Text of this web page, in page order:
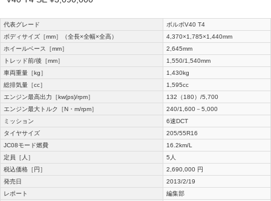
代表グレード
ボルボV40 T4
ボディサイズ［mm］（全長×全幅×全高）
4,370×1,785×1,440mm
ホイールベース［mm］
2,645mm
トレッド前/後［mm］
1,550/1,540mm
車両重量［kg］
1,430kg
総排気量［cc］
1,595cc
エンジン最高出力［kw(ps)/rpm］
132（180）/5,700
エンジン最大トルク［N・m/rpm］
240/1,600－5,000
ミッション
6速DCT
タイヤサイズ
205/55R16
JC08モード燃費
16.2km/L
定員［人］
5人
税込価格［円］
2,690,000 円
発売日
2013/2/19
レポート
編集部